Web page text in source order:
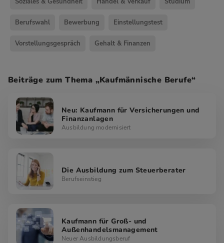
Berufswahl Bewerbung Einstellungstest
Vorstellungsgespräch Gehalt & Finanzen
Beiträge zum Thema „Kaufmännische Berufe“
Neu: Kaufmann für Versicherungen und
Finanzanlagen
Ausbildung modernisiert
Die Ausbildung zum Steuerberater
Berufseinstieg
Kaufmann für Groß- und
Außenhandelsmanagement
Neuer Ausbildungsberuf